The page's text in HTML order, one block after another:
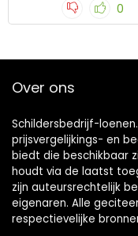
0
Over ons
Schildersbedrijf-
prijsvergelijkings- en
biedt die beschikbaar
houdt via de laatst
zijn auteursrechtelijk
eigenaren. Alle
respectievelijke